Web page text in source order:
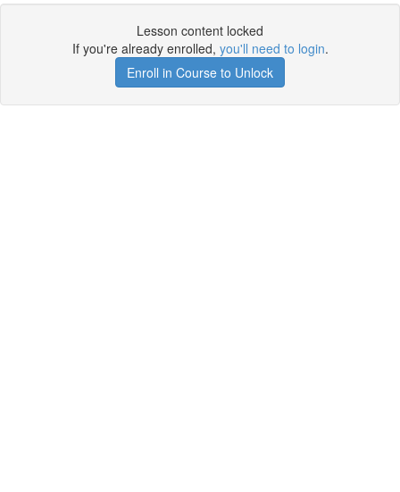
Lesson content locked
If you're already enrolled, you'll need to login.
Enroll in Course to Unlock